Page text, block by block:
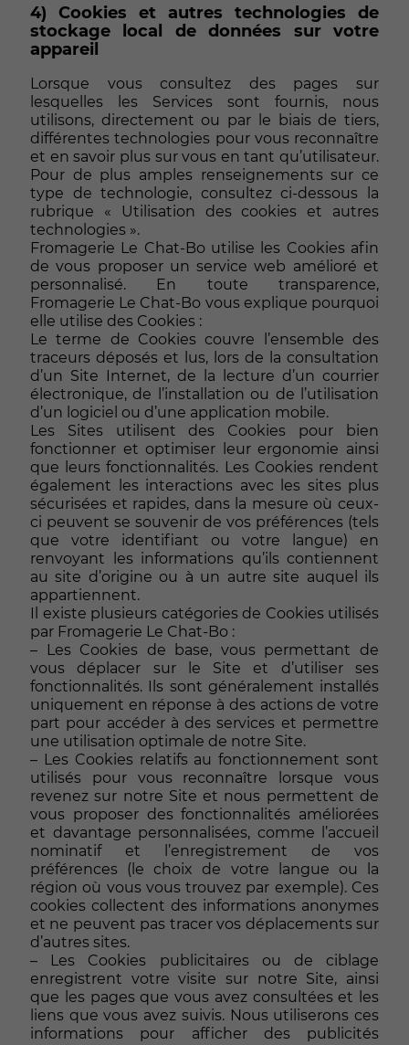
4) Cookies et autres technologies de
stockage local de données sur votre
appareil
Lorsque vous consultez des pages sur
lesquelles les Services sont fournis, nous
utilisons, directement ou par le biais de tiers,
différentes technologies pour vous reconnaître
et en savoir plus sur vous en tant qu’utilisateur.
Pour de plus amples renseignements sur ce
type de technologie, consultez ci-dessous la
rubrique « Utilisation des cookies et autres
technologies ».
Fromagerie Le Chat-Bo utilise les Cookies afin
de vous proposer un service web amélioré et
personnalisé. En toute transparence,
Fromagerie Le Chat-Bo vous explique pourquoi
elle utilise des Cookies :
Le terme de Cookies couvre l’ensemble des
traceurs déposés et lus, lors de la consultation
d’un Site Internet, de la lecture d’un courrier
électronique, de l’installation ou de l’utilisation
d’un logiciel ou d’une application mobile.
Les Sites utilisent des Cookies pour bien
fonctionner et optimiser leur ergonomie ainsi
que leurs fonctionnalités. Les Cookies rendent
également les interactions avec les sites plus
sécurisées et rapides, dans la mesure où ceux-
ci peuvent se souvenir de vos préférences (tels
que votre identifiant ou votre langue) en
renvoyant les informations qu’ils contiennent
au site d’origine ou à un autre site auquel ils
appartiennent.
Il existe plusieurs catégories de Cookies utilisés
par Fromagerie Le Chat-Bo :
– Les Cookies de base, vous permettant de
vous déplacer sur le Site et d’utiliser ses
fonctionnalités. Ils sont généralement installés
uniquement en réponse à des actions de votre
part pour accéder à des services et permettre
une utilisation optimale de notre Site.
– Les Cookies relatifs au fonctionnement sont
utilisés pour vous reconnaître lorsque vous
revenez sur notre Site et nous permettent de
vous proposer des fonctionnalités améliorées
et davantage personnalisées, comme l’accueil
nominatif et l’enregistrement de vos
préférences (le choix de votre langue ou la
région où vous vous trouvez par exemple). Ces
cookies collectent des informations anonymes
et ne peuvent pas tracer vos déplacements sur
d’autres sites.
– Les Cookies publicitaires ou de ciblage
enregistrent votre visite sur notre Site, ainsi
que les pages que vous avez consultées et les
liens que vous avez suivis. Nous utiliserons ces
informations pour afficher des publicités